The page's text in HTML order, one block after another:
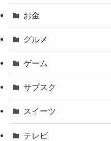
お金
グルメ
ゲーム
サブスク
スイーツ
テレビ